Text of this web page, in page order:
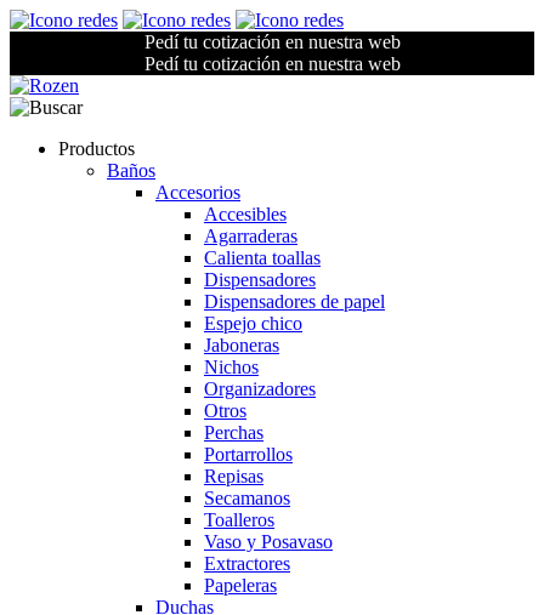
Pedí tu cotización en nuestra web
Pedí tu cotización en nuestra web
Productos
Baños
Accesorios
Accesibles
Agarraderas
Calienta toallas
Dispensadores
Dispensadores de papel
Espejo chico
Jaboneras
Nichos
Organizadores
Otros
Perchas
Portarrollos
Repisas
Secamanos
Toalleros
Vaso y Posavaso
Extractores
Papeleras
Duchas